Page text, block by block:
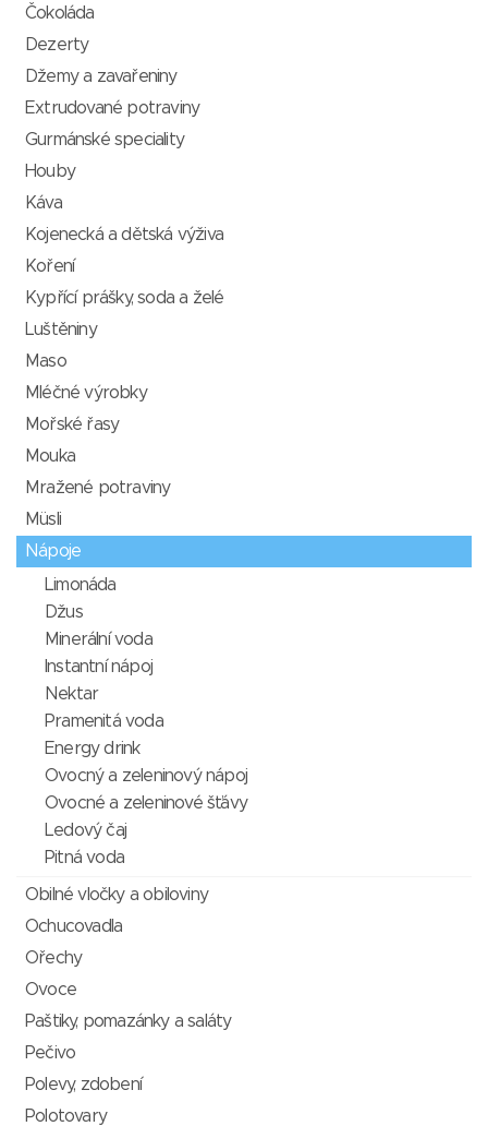
Čokoláda
Dezerty
Džemy a zavařeniny
Extrudované potraviny
Gurmánské speciality
Houby
Káva
Kojenecká a dětská výživa
Koření
Kypřící prášky, soda a želé
Luštěniny
Maso
Mléčné výrobky
Mořské řasy
Mouka
Mražené potraviny
Müsli
Nápoje
Limonáda
Džus
Minerální voda
Instantní nápoj
Nektar
Pramenitá voda
Energy drink
Ovocný a zeleninový nápoj
Ovocné a zeleninové šťávy
Ledový čaj
Pitná voda
Obilné vločky a obiloviny
Ochucovadla
Ořechy
Ovoce
Paštiky, pomazánky a saláty
Pečivo
Polevy, zdobení
Polotovary